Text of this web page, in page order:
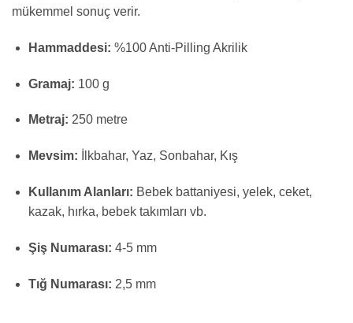
mükemmel sonuç verir.
Hammaddesi: %100 Anti-Pilling Akrilik
Gramaj: 100 g
Metraj: 250 metre
Mevsim: İlkbahar, Yaz, Sonbahar, Kış
Kullanım Alanları: Bebek battaniyesi, yelek, ceket,
kazak, hırka, bebek takımları vb.
Şiş Numarası: 4-5 mm
Tığ Numarası: 2,5 mm